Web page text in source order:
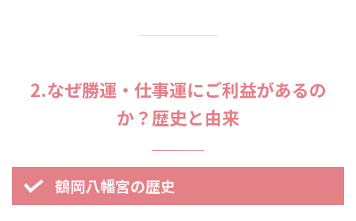
2.なぜ勝運・仕事運にご利益があるの
か？歴史と由来
鶴岡八幡宮の歴史